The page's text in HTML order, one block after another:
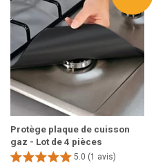
Protège plaque de cuisson
gaz - Lot de 4 pièces
5.0 (1 avis)